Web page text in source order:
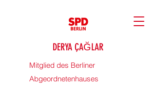
DERYA ÇAĞLAR
Mitglied des Berliner
Abgeordnetenhauses